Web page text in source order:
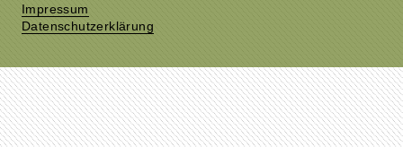
Impressum
Datenschutzerklärung